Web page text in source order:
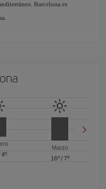
Barcelona es
4º
Marzo
16º/ 7º